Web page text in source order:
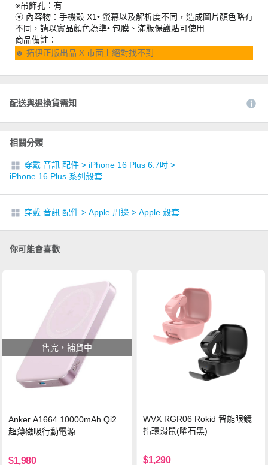
※吊飾孔：有
⦿ 內容物：手機殼 X1• 螢幕以及解析度不同，造成圖片顏色略有
不同，請以實品顏色為準• 包膜、滿版保護貼可使用
商品備註：
☻ 拓伊正版出品 X 市面上絕對找不到
配送與退換貨需知
相關分類
穿戴 音訊 配件 > iPhone 16 Plus 6.7吋 >
iPhone 16 Plus 系列殼套
穿戴 音訊 配件 > Apple 周邊 > Apple 殼套
你可能會喜歡
售完，補貨中
Anker A1664 10000mAh Qi2
超薄磁吸行動電源
$1,980
WVX RGR06 Rokid 智能眼鏡
指環滑鼠(曜石黑)
$1,290